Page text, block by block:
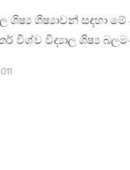
ශිෂ්‍ය ශිෂ්‍යාවන් සඳහා
විශ්ව විද්‍යාල ශිෂ්‍ය